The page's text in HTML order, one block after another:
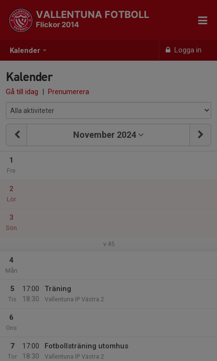
Kalender Logga in
VALLENTUNA FOTBOLL
Flickor 2014
Kalender
Gå till idag | Prenumerera
November 2024
1
Fre
2
Lör
3
Sön
v.45
4
Mån
5
Tis
17:00
18:30
Träning
Vallentuna IP Västra 2
6
Ons
7
Tor
17:00
18:30
Fotbollsträning utomhus
Vallentuna IP Västra 2